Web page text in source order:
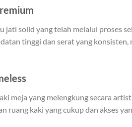
jati solid yang telah melalui proses
tinggi dan serat yang
meja yang melengkung secara
ruang kaki yang cukup dan akses